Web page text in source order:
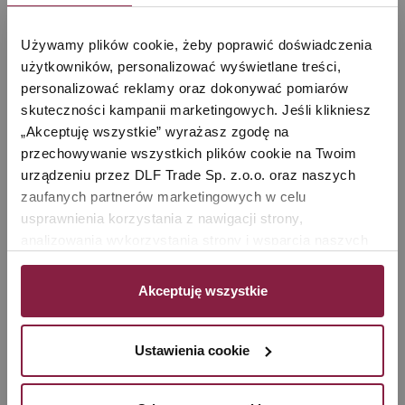
Używamy plików cookie, żeby poprawić doświadczenia
użytkowników, personalizować wyświetlane treści,
personalizować reklamy oraz dokonywać pomiarów
skuteczności kampanii marketingowych. Jeśli klikniesz
„Akceptuję wszystkie” wyrażasz zgodę na
przechowywanie wszystkich plików cookie na Twoim
urządzeniu przez DLF Trade Sp. z.o.o. oraz naszych
zaufanych partnerów marketingowych w celu
usprawnienia korzystania z nawigacji strony,
działań marketingowych. Możesz też zarządzać nimi
samodzielnie poprzez wybranie opcji „Ustawienia
prywatności. W związku z korzystaniem z cookies w
celu personalizacji reklam i dokonywania pomiarów
Akceptuję wszystkie
Ustawienia cookie
Bezpieczeństwo i kontrola
Czajnik automatycznie wyłącza się po
Zastosowane zabezpieczenia chronią
urządzenie i zwiększają bezpieczeństwo
użytkowania.